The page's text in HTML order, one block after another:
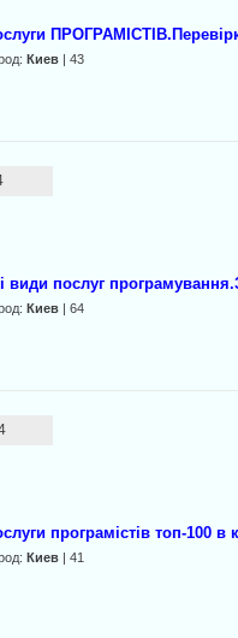
Киев | 43
види послуг
Киев | 64
програмістів топ-100 в
Киев | 41